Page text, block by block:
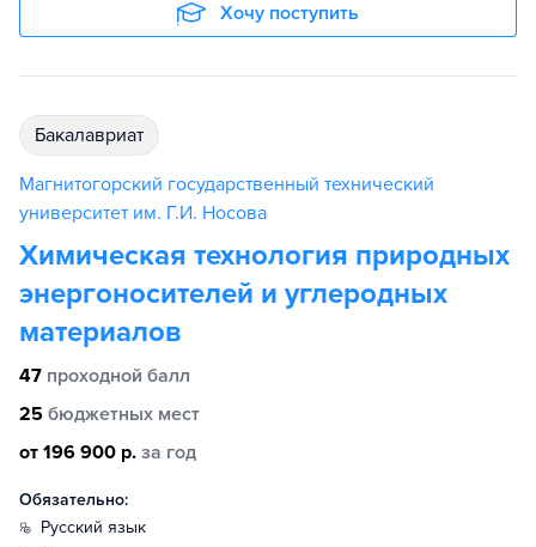
Хочу поступить
бакалавриат
Магнитогорский государственный технический
университет им. Г.И. Носова
Химическая технология природных
энергоносителей и углеродных
материалов
47 проходной балл
25 бюджетных мест
от 196 900 р. за год
Обязательно:
русский язык